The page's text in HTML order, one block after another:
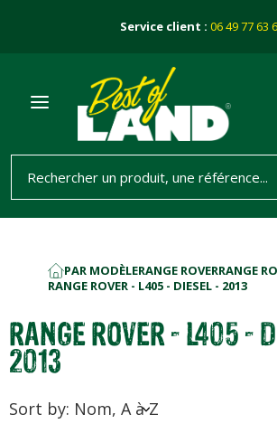
Service client : 06 49 77 63
ACCUEIL
PAR MODÈLERANGE ROVERRANGE
RANGE ROVER - L405 - DIESEL - 2013
RANGE ROVER - L405 -
2013
Sort by: Nom, A à Z